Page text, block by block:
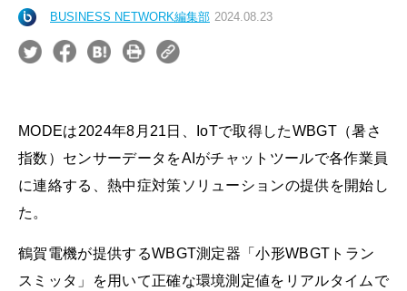
BUSINESS NETWORK編集部 2024.08.23
MODEは2024年8月21日、IoTで取得したWBGT（暑さ
指数）センサーデータをAIがチャットツールで各作業員
に連絡する、熱中症対策ソリューションの提供を開始し
た。
鶴賀電機が提供するWBGT測定器「小形WBGTトラン
スミッタ」を用いて正確な環境測定値をリアルタイムで